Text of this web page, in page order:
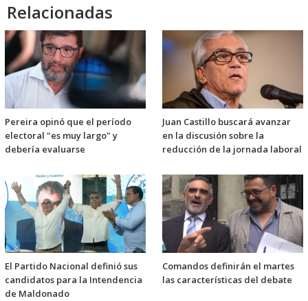
Relacionadas
Pereira opinó que el período
electoral "es muy largo" y
debería evaluarse
Juan Castillo buscará avanzar
en la discusión sobre la
reducción de la jornada laboral
El Partido Nacional definió sus
candidatos para la Intendencia
de Maldonado
Comandos definirán el martes
las características del debate